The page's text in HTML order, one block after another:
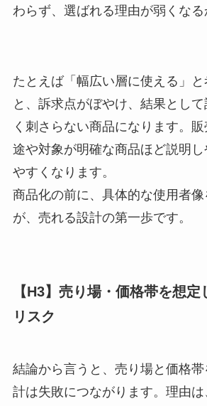
わらず、選ばれる理由が弱くなる
たとえば「幅広い層に使える」
と、訴求点がぼやけ、結果とし
く刺さらない商品になります。
途や対象が明確な商品ほど説明
やすくなります。
商品化の前に、具体的な使用者像
が、売れる設計の第一歩です。
【H3】売り場・価格帯を想
リスク
結論から言うと、売り場と価格
計は失敗につながります。理由